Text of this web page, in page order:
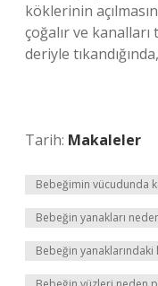
köklerinin
çoğalır ve
deriyle
Tarih: Makaleler
Bebeğimin vücudunda
Bebeğin yanakları
Bebeğin yanaklarındaki